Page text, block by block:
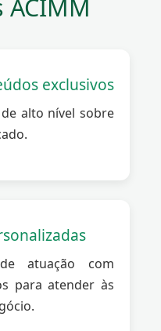
exclusivos
alto nível sobre
atuação com
para atender às